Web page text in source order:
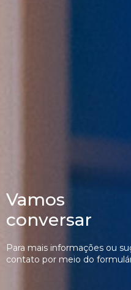
Vamos
conversar
Para mais informações ou
contato por meio do